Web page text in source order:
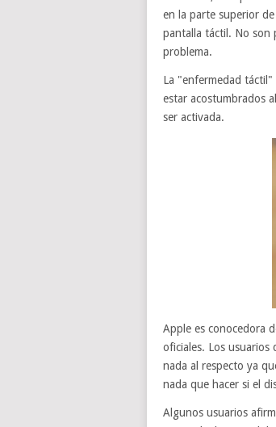
en la parte superior
pantalla táctil. No son
problema.
La "enfermedad
estar acostumbrados
ser activada.
Apple es conocedora
oficiales. Los usuarios
nada al respecto ya
nada que hacer si el
Algunos usuarios